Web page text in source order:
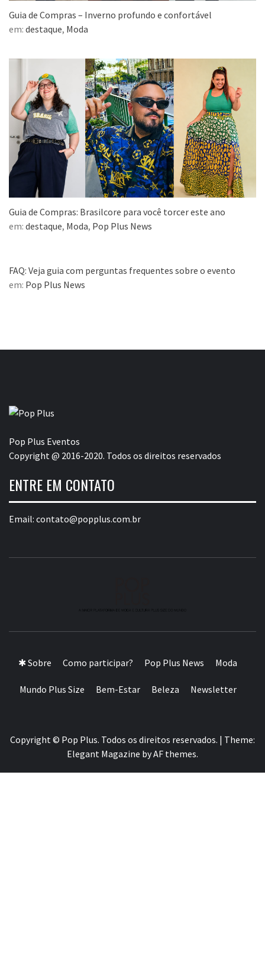
Guia de Compras – Inverno profundo e confortável
em: destaque, Moda
Guia de Compras: Brasilcore para você torcer este ano
em: destaque, Moda, Pop Plus News
FAQ: Veja guia com perguntas frequentes sobre o evento
em: Pop Plus News
Pop Plus Eventos
Copyright @ 2016-2020. Todos os direitos reservados
ENTRE EM CONTATO
Email: contato@popplus.com.br
✱ Sobre Como participar? Pop Plus News Moda
Mundo Plus Size Bem-Estar Beleza Newsletter
Copyright © Pop Plus. Todos os direitos reservados. | Theme:
Elegant Magazine byAF themes.